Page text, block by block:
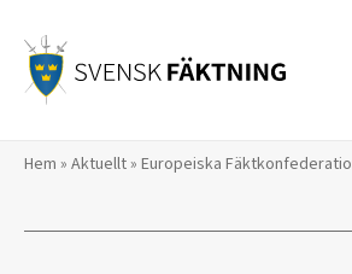
innehåll
Hem » Aktuellt» Europeiska